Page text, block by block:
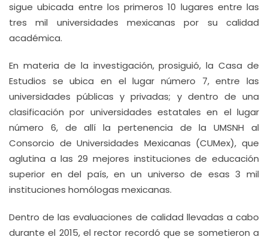
sigue ubicada entre los primeros 10 lugares entre las
tres mil universidades mexicanas por su calidad
académica.
En materia de la investigación, prosiguió, la Casa de
Estudios se ubica en el lugar número 7, entre las
universidades públicas y privadas; y dentro de una
clasificación por universidades estatales en el lugar
número 6, de allí la pertenencia de la UMSNH al
Consorcio de Universidades Mexicanas (CUMex), que
aglutina a las 29 mejores instituciones de educación
superior en del país, en un universo de esas 3 mil
instituciones homólogas mexicanas.
Dentro de las evaluaciones de calidad llevadas a cabo
durante el 2015, el rector recordó que se sometieron a